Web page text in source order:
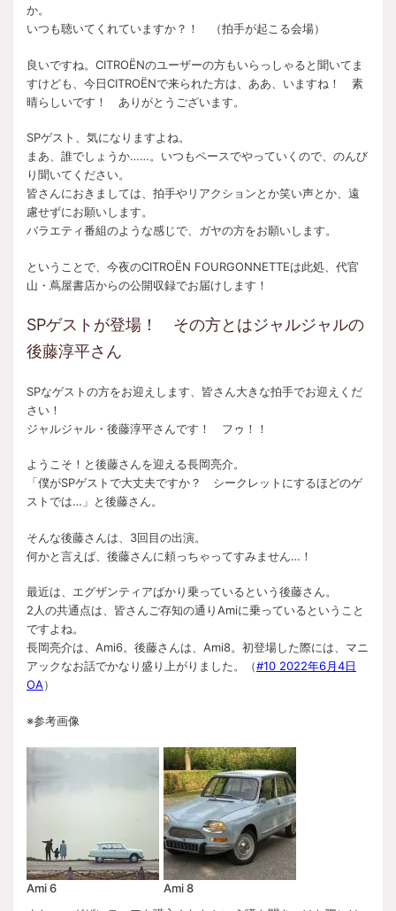
か。
いつも聴いてくれていますか？！ （拍手が起こる会場）
良いですね。CITROËNのユーザーの方もいらっしゃると聞いてま
すけども、今日CITROËNで来られた方は、ああ、いますね！ 素
晴らしいです！ ありがとうございます。
SPゲスト、気になりますよね。
まあ、誰でしょうか……。いつもペースでやっていくので、のんび
り聞いてください。
皆さんにおきましては、拍手やリアクションとか笑い声とか、遠
慮せずにお願いします。
バラエティ番組のような感じで、ガヤの方をお願いします。
ということで、今夜のCITROËN FOURGONNETTEは此処、代官
山・蔦屋書店からの公開収録でお届けします！
SPゲストが登場！ その方とはジャルジャルの
後藤淳平さん
SPなゲストの方をお迎えします、皆さん大きな拍手でお迎えくだ
さい！
ジャルジャル・後藤淳平さんです！ フゥ！！
ようこそ！と後藤さんを迎える長岡亮介。
「僕がSPゲストで大丈夫ですか？ シークレットにするほどのゲ
ストでは…」と後藤さん。
そんな後藤さんは、3回目の出演。
何かと言えば、後藤さんに頼っちゃってすみません…！
最近は、エグザンティアばかり乗っているという後藤さん。
2人の共通点は、皆さんご存知の通りAmiに乗っているということ
ですよね。
長岡亮介は、Ami6。後藤さんは、Ami8。初登場した際には、マニ
アックなお話でかなり盛り上がりました。（#10 2022年6月4日
OA）
※参考画像
Ami 6
Ami 8